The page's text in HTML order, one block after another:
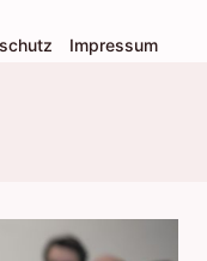
Impressum